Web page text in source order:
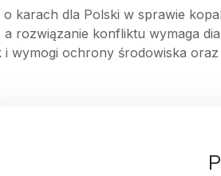
karach dla Polski w sprawie
a rozwiązanie konfliktu wymaga
wymogi ochrony środowiska